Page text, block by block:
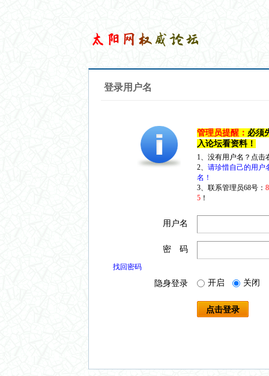
登录用户名
管理员提醒： 必须
入论坛看资料！
1、没有用户名？点
2、 请珍惜自己的用户
名！
3、联系管理员68号：
5 ！
用户名
密 码
找回密码
隐身登录 开启 关闭
点击登录